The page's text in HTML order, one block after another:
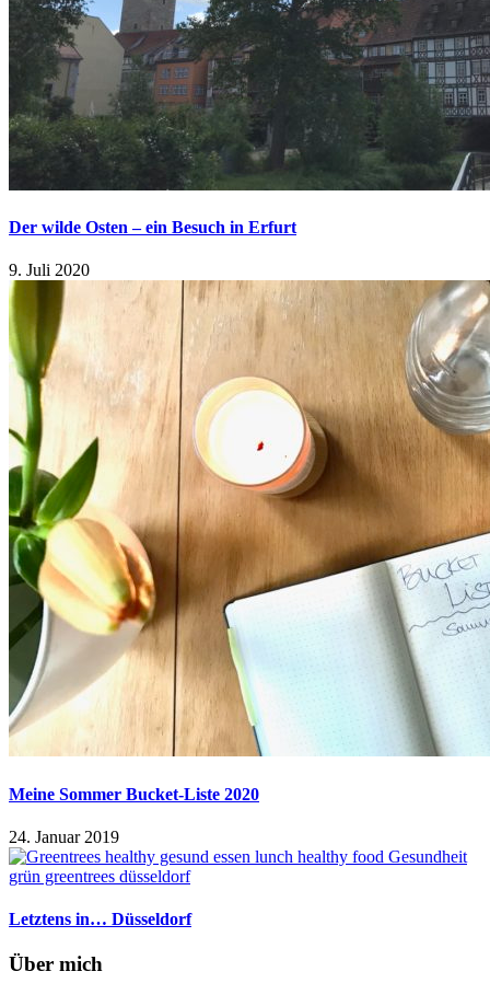
Der wilde Osten – ein Besuch in Erfurt
9. Juli 2020
Meine Sommer Bucket-Liste 2020
24. Januar 2019
Letztens in… Düsseldorf
Über mich